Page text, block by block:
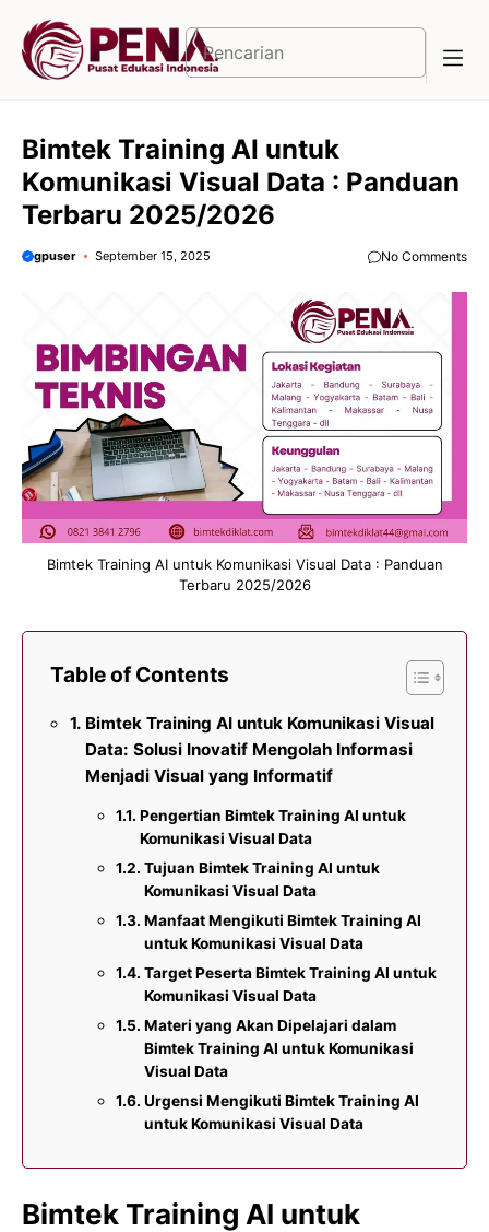
Cari
Bimtek Training AI untuk
Komunikasi Visual Data : Panduan
Terbaru 2025/2026
gpuser September 15, 2025 No Comments
Bimtek Training AI untuk Komunikasi Visual Data : Panduan
Terbaru 2025/2026
Table of Contents
Bimtek Training AI untuk Komunikasi Visual
Data: Solusi Inovatif Mengolah Informasi
Menjadi Visual yang Informatif
Pengertian Bimtek Training AI untuk
Komunikasi Visual Data
Tujuan Bimtek Training AI untuk
Komunikasi Visual Data
Manfaat Mengikuti Bimtek Training AI
untuk Komunikasi Visual Data
Target Peserta Bimtek Training AI untuk
Komunikasi Visual Data
Materi yang Akan Dipelajari dalam
Bimtek Training AI untuk Komunikasi
Visual Data
Urgensi Mengikuti Bimtek Training AI
untuk Komunikasi Visual Data
Bimtek Training AI untuk